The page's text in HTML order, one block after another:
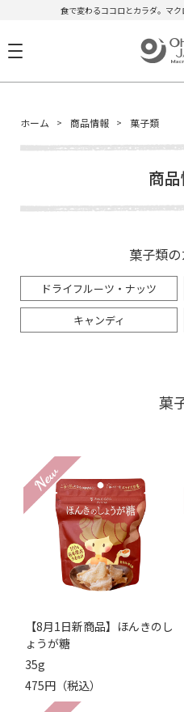
食で変わるココロとカラダ。マ
ホーム 商品情報 菓子類
商
菓子類
ドライフルーツ・ナッツ
キャンディ
菓
【8月1日新商品】ほんきのし
ょうが糖
35g
475円（税込）